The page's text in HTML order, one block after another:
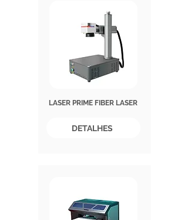
LASER PRIME FIBER LASER
DETALHES